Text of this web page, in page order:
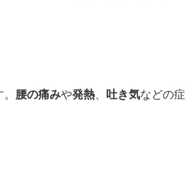
腰の痛みや発熱、 吐き気などの症